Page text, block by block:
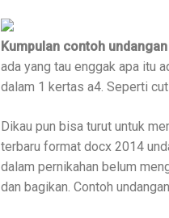
Kumpulan contoh
ada yang tau enggak apa itu
dalam 1 kertas a4. Seperti
Dikau pun bisa turut untuk
terbaru format docx 2014
dalam pernikahan belum
dan bagikan. Contoh